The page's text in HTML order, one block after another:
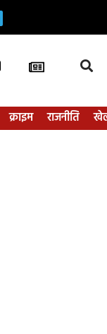
क्राइम राजनीति